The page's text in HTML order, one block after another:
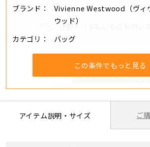
ブランド
Vivienne Westwood（ヴィ
ウッド）
カテゴリ
バッグ
この条件でもっと見る
分割・リボ払いもご利用い
アイテム説明・サイズ ご